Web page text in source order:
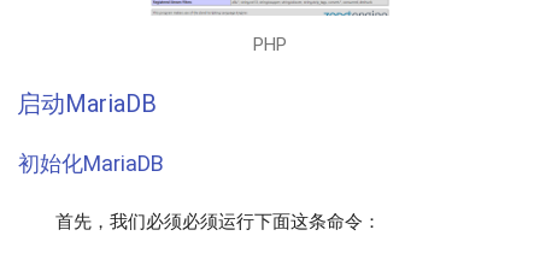
PHP
启动MariaDB
初始化MariaDB
首先，我们必须必须运行下面这条命令：